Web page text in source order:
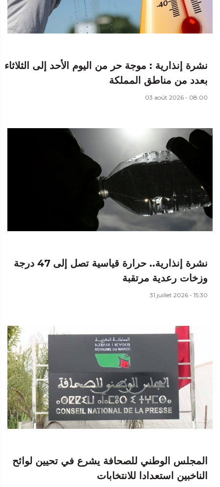
نشرة إنذارية : موجة حر من اليوم الأحد إلى الثلاثاء
بعدد من مناطق المملكة
03 août 2026 - 08:00
نشرة إنذارية.. حرارة قياسية تصل إلى 47 درجة
وزخات رعدية مرتقبة
31 juillet 2026 - 15:30
المجلس الوطني للصحافة يشرع في تحيين لوائح
الناخبين استعدادا للانتخابات